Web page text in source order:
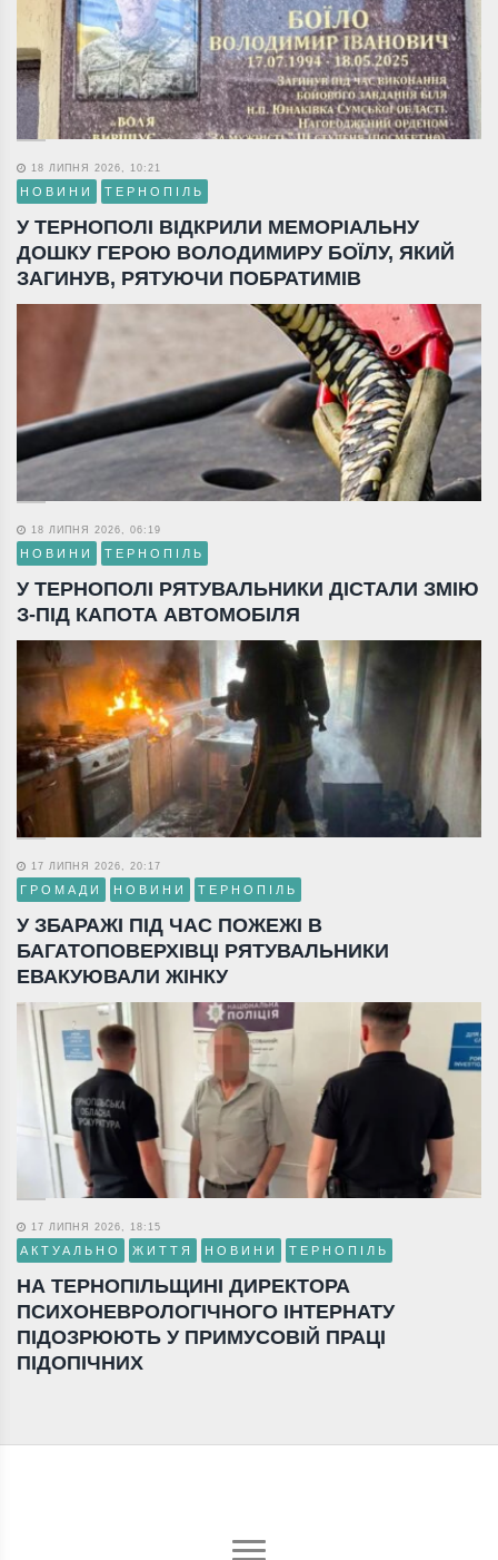
18 ЛИПНЯ 2026, 10:21
НОВИНИ ТЕРНОПІЛЬ
У ТЕРНОПОЛІ ВІДКРИЛИ МЕМОРІАЛЬНУ
ДОШКУ ГЕРОЮ ВОЛОДИМИРУ БОЇЛУ, ЯКИЙ
ЗАГИНУВ, РЯТУЮЧИ ПОБРАТИМІВ
18 ЛИПНЯ 2026, 06:19
НОВИНИ ТЕРНОПІЛЬ
У ТЕРНОПОЛІ РЯТУВАЛЬНИКИ ДІСТАЛИ ЗМІЮ
З-ПІД КАПОТА АВТОМОБІЛЯ
17 ЛИПНЯ 2026, 20:17
ГРОМАДИ НОВИНИ ТЕРНОПІЛЬ
У ЗБАРАЖІ ПІД ЧАС ПОЖЕЖІ В
БАГАТОПОВЕРХІВЦІ РЯТУВАЛЬНИКИ
ЕВАКУЮВАЛИ ЖІНКУ
17 ЛИПНЯ 2026, 18:15
АКТУАЛЬНО ЖИТТЯ НОВИНИ ТЕРНОПІЛЬ
НА ТЕРНОПІЛЬЩИНІ ДИРЕКТОРА
ПСИХОНЕВРОЛОГІЧНОГО ІНТЕРНАТУ
ПІДОЗРЮЮТЬ У ПРИМУСОВІЙ ПРАЦІ
ПІДОПІЧНИХ